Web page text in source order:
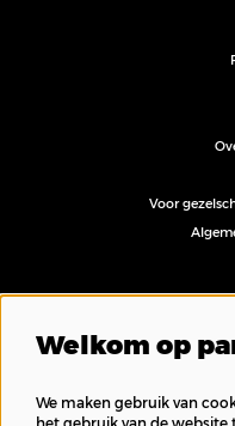
Voor
Welkom op
We maken gebruik van
het gebruik van de